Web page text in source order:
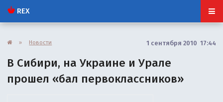
REX
» Новости 1 сентября 2010 17:44
В Сибири, на Украине и Урале
прошел «бал первоклассников»